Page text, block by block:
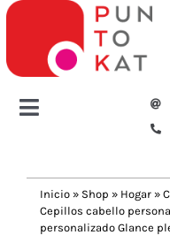
Saltar
contenido
Toggle
Tazas y botellas
Inicio » Shop » Hogar »
Cepillos cabello
personalizado Glance